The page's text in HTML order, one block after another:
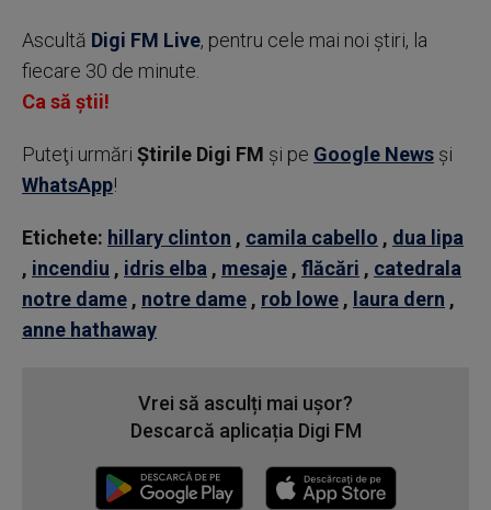
Ascultă Digi FM Live, pentru cele mai noi știri, la
fiecare 30 de minute.
Ca să știi!
Puteţi urmări Știrile Digi FM şi pe Google News şi
WhatsApp!
Etichete: hillary clinton , camila cabello , dua lipa
, incendiu , idris elba , mesaje , flăcări , catedrala
notre dame , notre dame , rob lowe , laura dern ,
anne hathaway
Vrei să asculți mai ușor?
Descarcă aplicația Digi FM